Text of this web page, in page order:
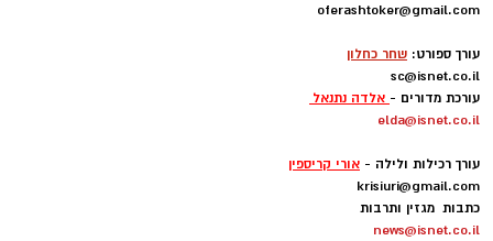
oferashtoker@gmail.com
עורך ספורט: שחר כחלון
sc@isnet.co.il
עורכת מדורים - אלדה נתנאל
elda@isnet.co.il
עורך רכילות ולילה - אורי קריספין
krisiuri@gmail.com
כתבות מגזין ותרבות
news@isnet.co.il